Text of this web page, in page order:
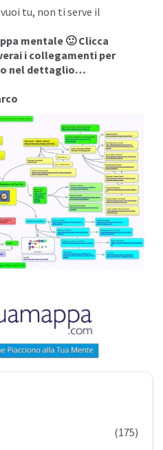
tu, non ti serve il
mentale🙂 Clicca
i collegamenti per
nel dettaglio…
(175)